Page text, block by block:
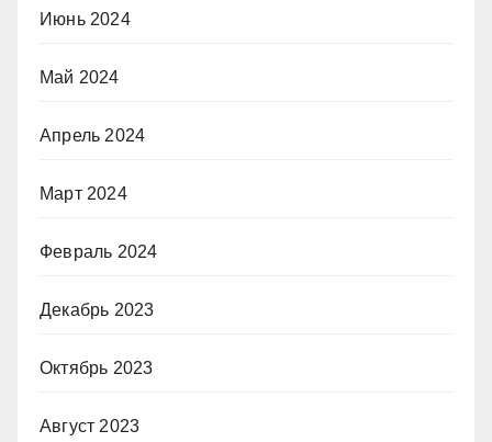
Июнь 2024
Май 2024
Апрель 2024
Март 2024
Февраль 2024
Декабрь 2023
Октябрь 2023
Август 2023